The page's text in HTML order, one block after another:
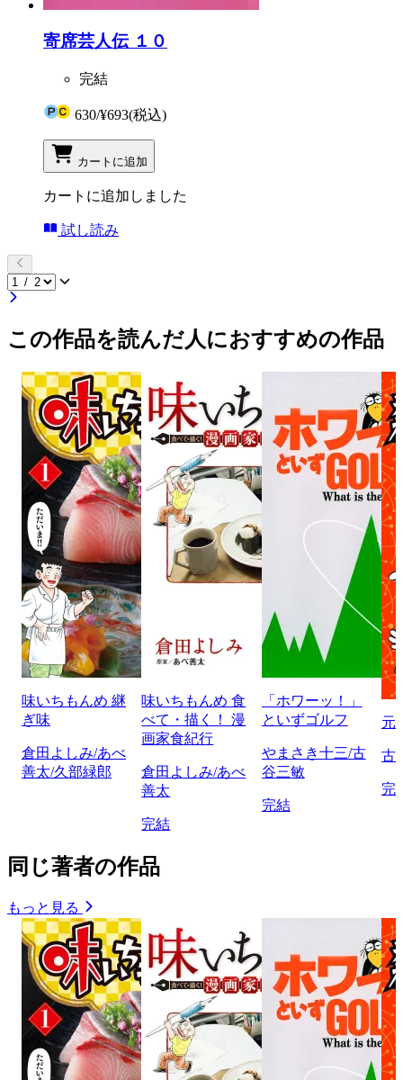
寄席芸人伝 １０
完結
630/¥693(税込)
カートに追加
カートに追加しました
試し読み
この作品を読んだ人におすすめの作品
味いちもんめ 継
ぎ味
倉田よしみ/あべ
善太/久部緑郎
味いちもんめ 食
べて・描く！ 漫
画家食紀行
倉田よしみ/あべ
善太
完結
「ホワーッ！」
といずゴルフ
やまさき十三/古
谷三敏
完結
元
古
完
同じ著者の作品
もっと見る